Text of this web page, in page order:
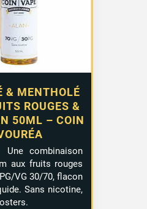
& MENTHOLÉ
ROUGES &
50ML – COIN
combinaison
aux fruits rouges
VG 30/70, flacon
Sans nicotine,